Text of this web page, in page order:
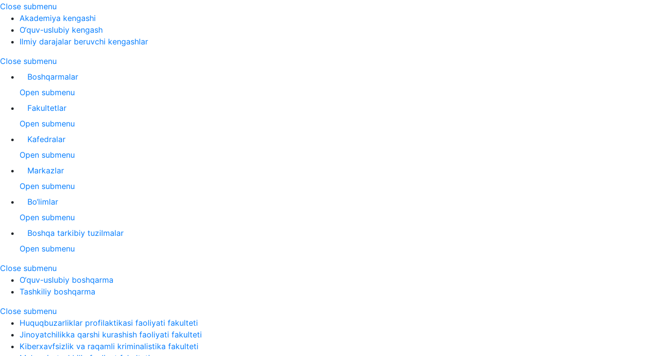
Close submenu
Akademiya kengashi
O‘quv-uslubiy kengash
Ilmiy darajalar beruvchi kengashlar
Close submenu
Boshqarmalar
Open submenu
Fakultetlar
Open submenu
Kafedralar
Open submenu
Markazlar
Open submenu
Bo‘limlar
Open submenu
Boshqa tarkibiy tuzilmalar
Open submenu
Close submenu
O‘quv-uslubiy boshqarma
Tashkiliy boshqarma
Close submenu
Huquqbuzarliklar profilaktikasi faoliyati fakulteti
Jinoyatchilikka qarshi kurashish faoliyati fakulteti
Kiberxavfsizlik va raqamli kriminalistika fakulteti